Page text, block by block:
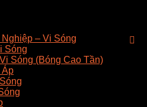
– Vi Sóng
Sóng
Sóng (Bóng Cao Tần)